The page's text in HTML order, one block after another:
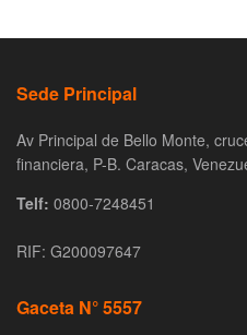
Sede Principal
Av Principal de Bello Monte,
financiera, P-B. Caracas,
Telf: 0800-7248451
RIF: G200097647
Gaceta N° 5557